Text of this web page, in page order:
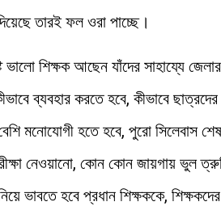
তারই ফল ওরা পাচ্ছে।
শিক্ষক আছেন যাঁদের সাহায্যে
ব্যবহার করতে হবে, কীভাবে
মনোযোগী হতে হবে, পুরো সিলেবাস
নেওয়ানো, কোন কোন জায়গায় ভুল
ভাবতে হবে প্রধান শিক্ষককে,